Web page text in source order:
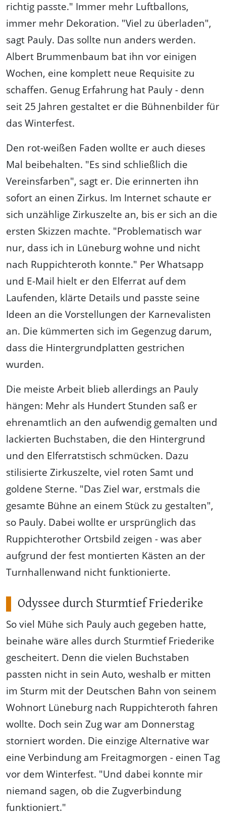
richtig passte." Immer mehr Luftballons,
immer mehr Dekoration. "Viel zu überladen",
sagt Pauly. Das sollte nun anders werden.
Albert Brummenbaum bat ihn vor einigen
Wochen, eine komplett neue Requisite zu
schaffen. Genug Erfahrung hat Pauly - denn
seit 25 Jahren gestaltet er die Bühnenbilder für
das Winterfest.
Den rot-weißen Faden wollte er auch dieses
Mal beibehalten. "Es sind schließlich die
Vereinsfarben", sagt er. Die erinnerten ihn
sofort an einen Zirkus. Im Internet schaute er
sich unzählige Zirkuszelte an, bis er sich an die
ersten Skizzen machte. "Problematisch war
nur, dass ich in Lüneburg wohne und nicht
nach Ruppichteroth konnte." Per Whatsapp
und E-Mail hielt er den Elferrat auf dem
Laufenden, klärte Details und passte seine
Ideen an die Vorstellungen der Karnevalisten
an. Die kümmerten sich im Gegenzug darum,
dass die Hintergrundplatten gestrichen
wurden.
Die meiste Arbeit blieb allerdings an Pauly
hängen: Mehr als Hundert Stunden saß er
ehrenamtlich an den aufwendig gemalten und
lackierten Buchstaben, die den Hintergrund
und den Elferratstisch schmücken. Dazu
stilisierte Zirkuszelte, viel roten Samt und
goldene Sterne. "Das Ziel war, erstmals die
gesamte Bühne an einem Stück zu gestalten",
so Pauly. Dabei wollte er ursprünglich das
Ruppichterother Ortsbild zeigen - was aber
aufgrund der fest montierten Kästen an der
Turnhallenwand nicht funktionierte.
Odyssee durch Sturmtief Friederike
So viel Mühe sich Pauly auch gegeben hatte,
beinahe wäre alles durch Sturmtief Friederike
gescheitert. Denn die vielen Buchstaben
passten nicht in sein Auto, weshalb er mitten
im Sturm mit der Deutschen Bahn von seinem
Wohnort Lüneburg nach Ruppichteroth fahren
wollte. Doch sein Zug war am Donnerstag
storniert worden. Die einzige Alternative war
eine Verbindung am Freitagmorgen - einen Tag
vor dem Winterfest. "Und dabei konnte mir
niemand sagen, ob die Zugverbindung
funktioniert."